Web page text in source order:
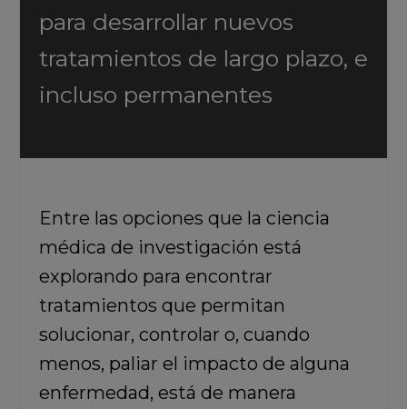
para desarrollar nuevos
tratamientos de largo plazo, e
incluso permanentes
Entre las opciones que la ciencia
médica de investigación está
explorando para encontrar
tratamientos que permitan
solucionar, controlar o, cuando
menos, paliar el impacto de alguna
enfermedad, está de manera